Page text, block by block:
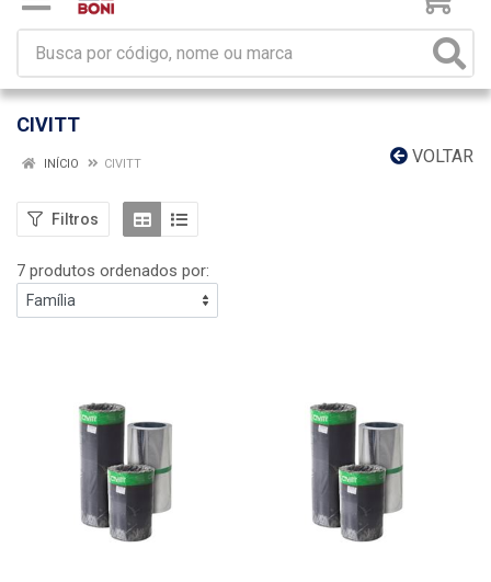
CIVITT
VOLTAR
INÍCIO CIVITT
Filtros
7 produtos ordenados por: